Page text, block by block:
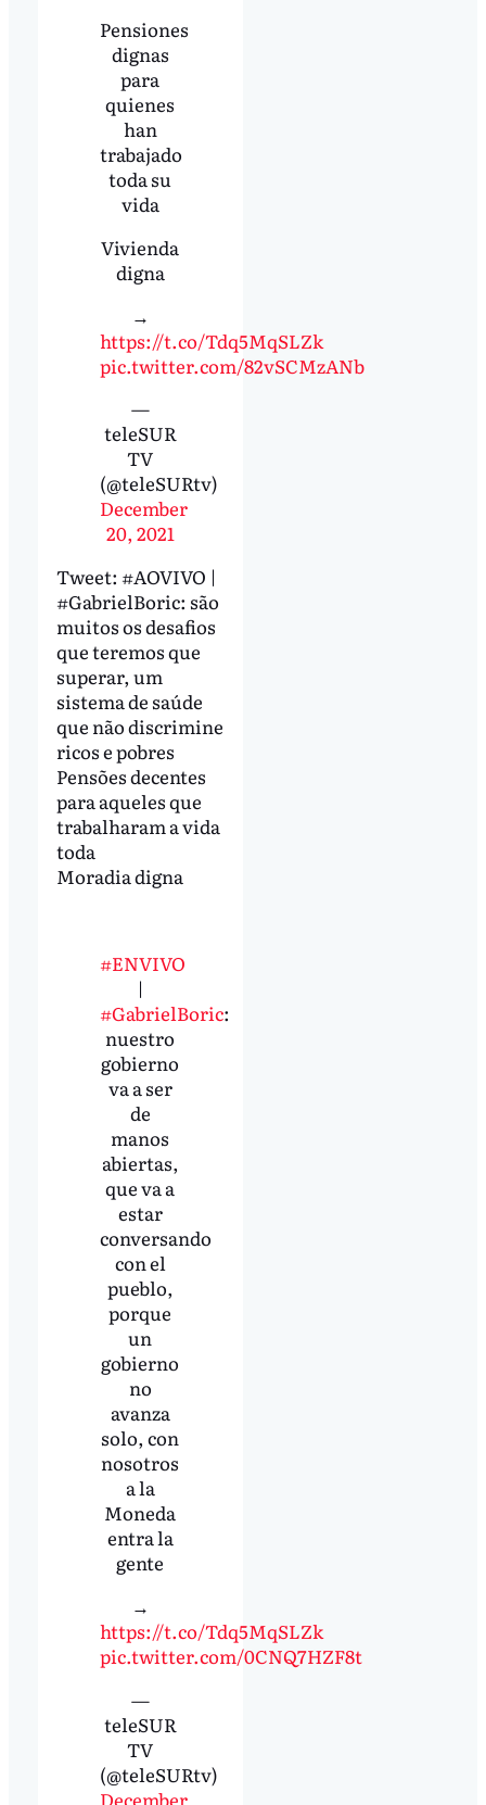
Pensiones
dignas
para
quienes
han
trabajado
toda su
vida
Vivienda
digna
→
https://t.co/Tdq5MqSLZk
pic.twitter.com/82vSCMzANb
—
teleSUR
TV
(@teleSURtv)
December
20, 2021
Tweet: #AOVIVO |
#GabrielBoric: são
muitos os desafios
que teremos que
superar, um
sistema de saúde
que não discrimine
ricos e pobres
Pensões decentes
para aqueles que
trabalharam a vida
toda
Moradia digna
#ENVIVO
|
#GabrielBoric:
nuestro
gobierno
va a ser
de
manos
abiertas,
que va a
estar
conversando
con el
pueblo,
porque
un
gobierno
no
avanza
solo, con
nosotros
a la
Moneda
entra la
gente
→
https://t.co/Tdq5MqSLZk
pic.twitter.com/0CNQ7HZF8t
—
teleSUR
TV
(@teleSURtv)
December